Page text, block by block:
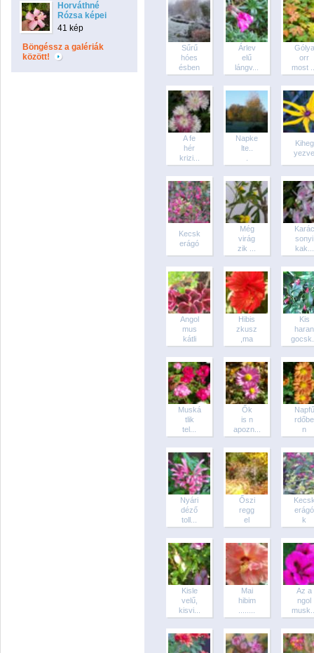
Horváthné
Rózsa képei
41 kép
Böngéssz a galériák
között!
Sűrű
hóes
ésben
Árlev
elű
lángv...
Gólya
orr
most
A fe
hér
krizi...
Napke
lte..
Kiheg
yezve
Kecsk
erágó
Még
virág
zik ...
Karác
sonyi
kak...
Angol
mus
kátli
Hibis
zkusz
,ma
Kis
haran
Muská
tlik
tel...
Ők
is n
apozn...
Napfű
rdőbe
n
Nyári
déző
toll...
Őszi
regg
el
erágó
k
Kisle
velű,
kisvi...
Mai
hibim
Az a
ngol